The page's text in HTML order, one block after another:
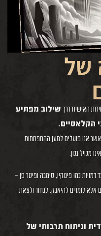
של
האישית דרךשילוב מפתיע
הקלאסיים.
אנו פועלים למען ההתפתחות
מכויל נכון.
כמו פינוקיו, סימבה ופיטר פן –
אלא לומדים להיאבק, לבחור ולצאת
וניתוח תרבותי של